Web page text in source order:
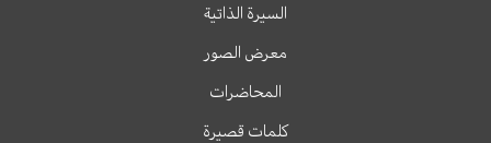
السيرة الذاتية
معرض الصور
المحاضرات
كلمات قصيرة